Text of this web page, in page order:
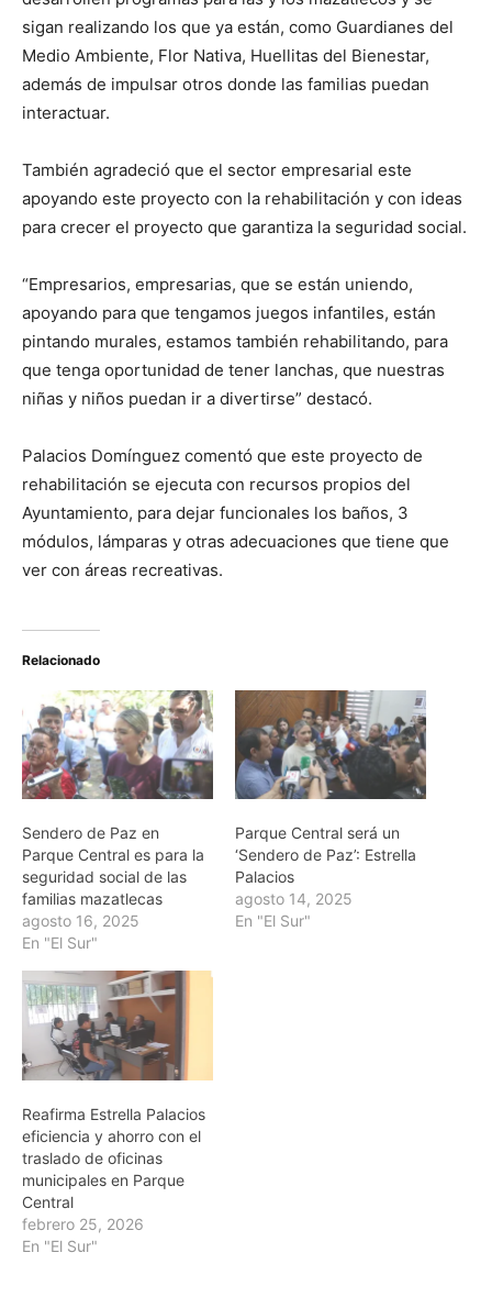
sigan realizando los que ya están, como Guardianes del
Medio Ambiente, Flor Nativa, Huellitas del Bienestar,
además de impulsar otros donde las familias puedan
interactuar.
También agradeció que el sector empresarial este
apoyando este proyecto con la rehabilitación y con ideas
para crecer el proyecto que garantiza la seguridad social.
“Empresarios, empresarias, que se están uniendo,
apoyando para que tengamos juegos infantiles, están
pintando murales, estamos también rehabilitando, para
que tenga oportunidad de tener lanchas, que nuestras
niñas y niños puedan ir a divertirse” destacó.
Palacios Domínguez comentó que este proyecto de
rehabilitación se ejecuta con recursos propios del
Ayuntamiento, para dejar funcionales los baños, 3
módulos, lámparas y otras adecuaciones que tiene que
ver con áreas recreativas.
Relacionado
Sendero de Paz en
Parque Central es para la
seguridad social de las
familias mazatlecas
agosto 16, 2025
En "El Sur"
Parque Central será un
‘Sendero de Paz’: Estrella
Palacios
agosto 14, 2025
En "El Sur"
Reafirma Estrella Palacios
eficiencia y ahorro con el
traslado de oficinas
municipales en Parque
Central
febrero 25, 2026
En "El Sur"